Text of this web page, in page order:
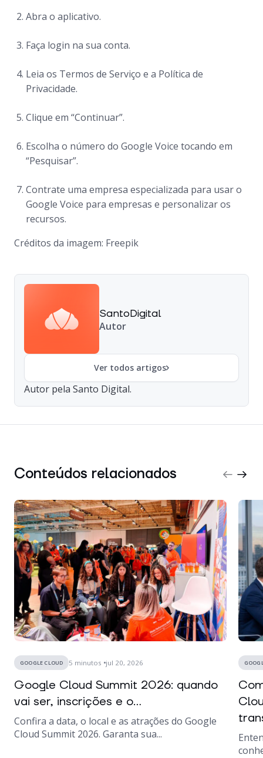
Abra o aplicativo.
Faça login na sua conta.
Leia os Termos de Serviço e a Política de
Privacidade.
Clique em “Continuar”.
Escolha o número do Google Voice tocando em
“Pesquisar”.
Contrate uma empresa especializada para usar o
Google Voice para empresas e personalizar os
recursos.
Créditos da imagem: Freepik
SantoDigital
Autor
Ver todos artigos
Autor pela Santo Digital.
Conteúdos relacionados
GOOGLE CLOUD 5 minutos jul 20, 2026
Google Cloud Summit 2026: quando
vai ser, inscrições e o...
Confira a data, o local e as atrações do Google
Cloud Summit 2026. Garanta sua...